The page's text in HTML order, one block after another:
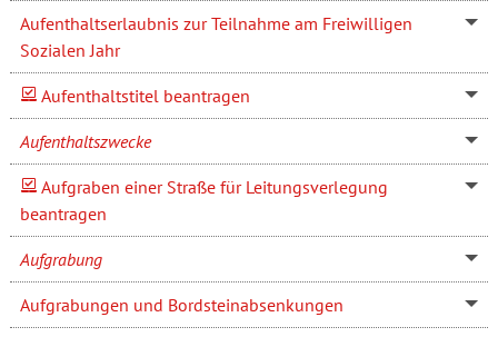
Aufenthaltserlaubnis zur Teilnahme am Freiwilligen
Sozialen Jahr
Aufenthaltstitel beantragen
Aufenthaltszwecke
Aufgraben einer Straße für Leitungsverlegung
beantragen
Aufgrabung
Aufgrabungen und Bordsteinabsenkungen